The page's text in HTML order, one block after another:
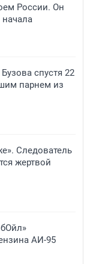
России. Он
спустя 22
парнем из
Следователь
жертвой
АИ-95